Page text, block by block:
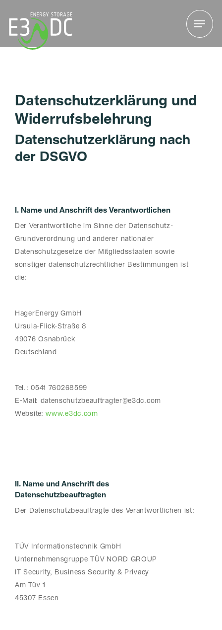
Menu
Datenschutzerklärung und
Widerrufsbelehrung
Datenschutzerklärung nach
der DSGVO
I. Name und Anschrift des Verantwortlichen
Der Verantwortliche im Sinne der Datenschutz-
Grundverordnung und anderer nationaler
Datenschutzgesetze der Mitgliedsstaaten sowie
sonstiger datenschutzrechtlicher Bestimmungen ist
die:
HagerEnergy GmbH
Ursula-Flick-Straße 8
49076 Osnabrück
Deutschland
Tel.: 0541 760268599
E-Mail: datenschutzbeauftragter@e3dc.com
Website:www.e3dc.com
II. Name und Anschrift des
Datenschutzbeauftragten
Der Datenschutzbeauftragte des Verantwortlichen ist:
TÜV Informationstechnik GmbH
Unternehmensgruppe
TÜV NORD GROUP
IT Security, Business Security & Privacy
Am Tüv 1
45307 Essen